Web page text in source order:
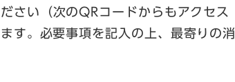
さい（次のQRコードからもアクセス
す。​​必要事項を記入の上、最寄りの消